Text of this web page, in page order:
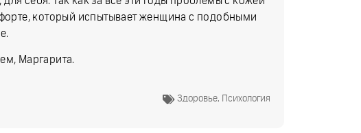
который испытывает женщина с подобными
Маргарита.
Здоровье, Психология